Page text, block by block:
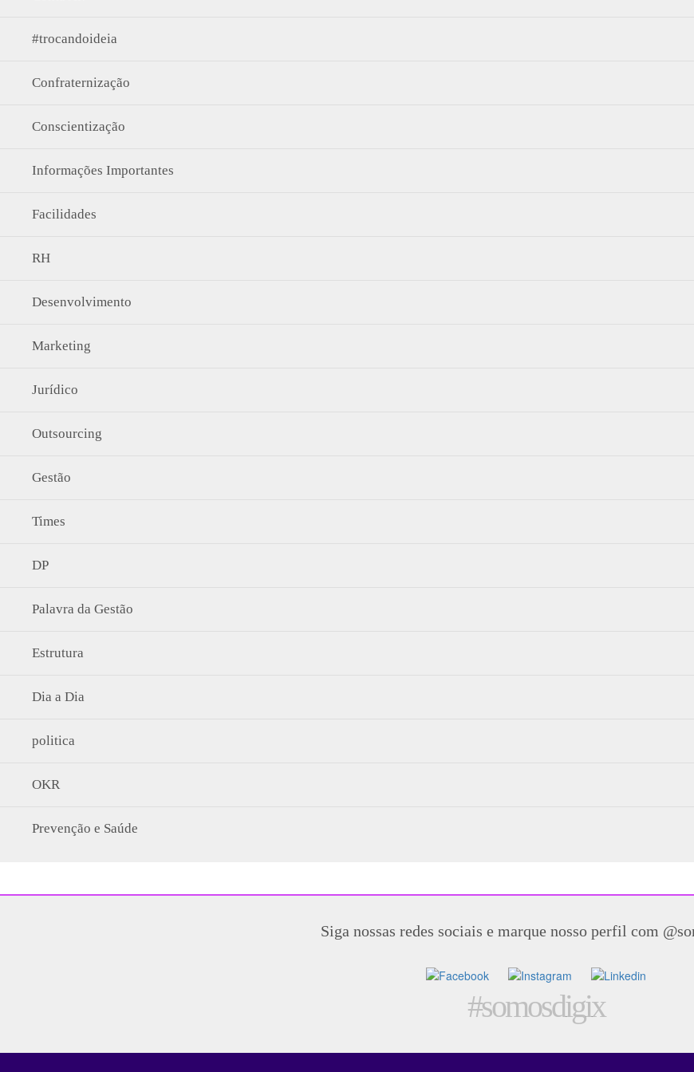
#trocandoideia
Confraternização
Conscientização
Informações Importantes
Facilidades
RH
Desenvolvimento
Marketing
Jurídico
Outsourcing
Gestão
Times
DP
Palavra da Gestão
Estrutura
Dia a Dia
politica
OKR
Prevenção e Saúde
Siga nossas redes sociais e marque nosso perfil com
#somosdigix